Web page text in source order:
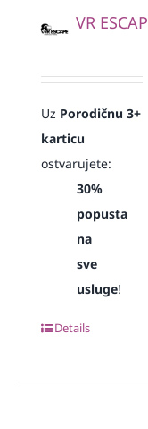
VR
Uz Porodičnu 3+
karticu
ostvarujete:
30%
popusta
na
sve
usluge!
Details